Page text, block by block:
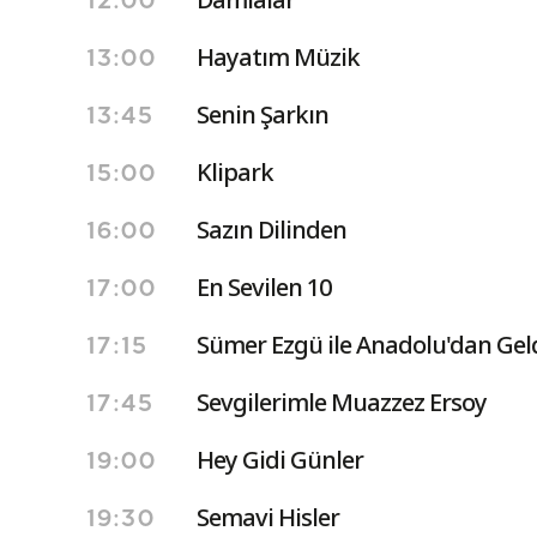
13:00 Hayatım Müzik
13:45 Senin Şarkın
15:00 Klipark
16:00 Sazın Dilinden
17:00 En Sevilen 10
17:15 Sümer Ezgü ile Anadolu'dan
17:45 Sevgilerimle Muazzez Ersoy
19:00 Hey Gidi Günler
19:30 Semavi Hisler